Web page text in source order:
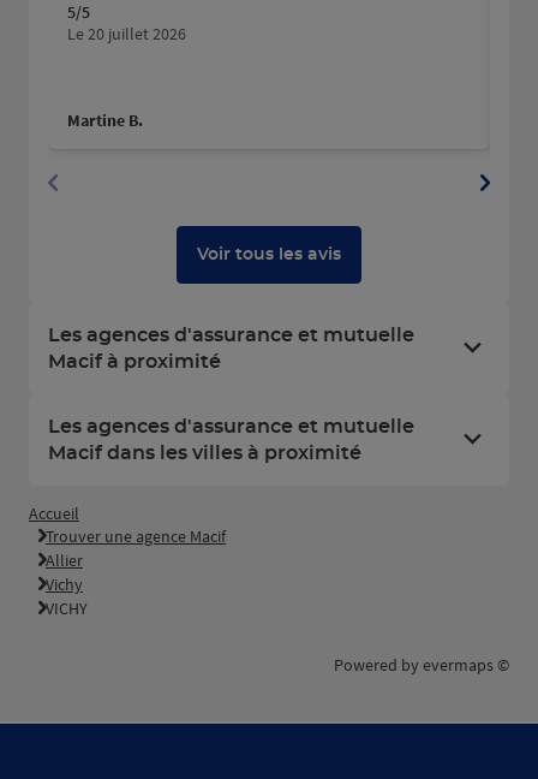
5/5
Le 20 juillet 2026
Martine B.
Voir tous les avis
Les agences d'assurance et mutuelle
Macif à proximité
Les agences d'assurance et mutuelle
Macif dans les villes à proximité
Accueil
Trouver une agence Macif
Allier
Vichy
VICHY
Powered by evermaps ©